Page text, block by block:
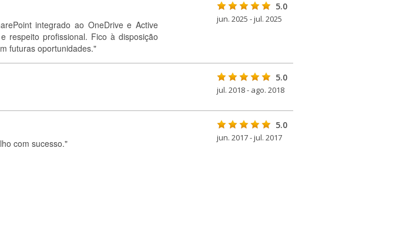
integrado ao OneDrive e Active
respeito profissional. Fico à disposição
futuras oportunidades."
5.0
jun. 2025 - jul. 2025
5.0
jul. 2018 - ago. 2018
com sucesso."
5.0
jun. 2017 - jul. 2017